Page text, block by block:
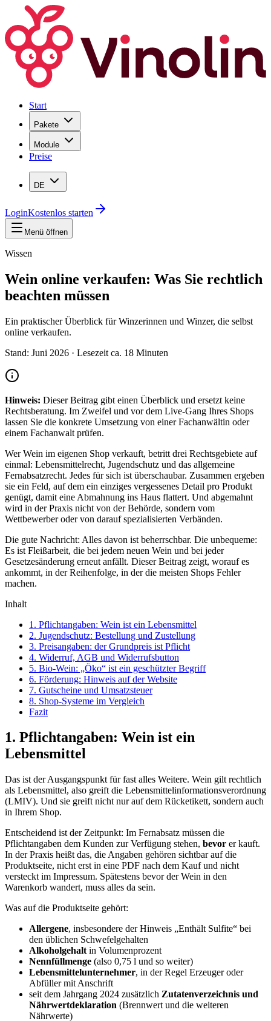
Start
Pakete
Module
Preise
DE
LoginKostenlos starten
Menü öffnen
Wissen
Wein online verkaufen: Was Sie rechtlich
beachten müssen
Ein praktischer Überblick für Winzerinnen und Winzer, die selbst
online verkaufen.
Stand: Juni 2026 · Lesezeit ca. 18 Minuten
Hinweis: Dieser Beitrag gibt einen Überblick und ersetzt keine
Rechtsberatung. Im Zweifel und vor dem Live-Gang Ihres Shops
lassen Sie die konkrete Umsetzung von einer Fachanwältin oder
einem Fachanwalt prüfen.
Wer Wein im eigenen Shop verkauft, betritt drei Rechtsgebiete auf
einmal: Lebensmittelrecht, Jugendschutz und das allgemeine
Fernabsatzrecht. Jedes für sich ist überschaubar. Zusammen ergeben
sie ein Feld, auf dem ein einziges vergessenes Detail pro Produkt
genügt, damit eine Abmahnung ins Haus flattert. Und abgemahnt
wird in der Praxis nicht von der Behörde, sondern vom
Wettbewerber oder von darauf spezialisierten Verbänden.
Die gute Nachricht: Alles davon ist beherrschbar. Die unbequeme:
Es ist Fleißarbeit, die bei jedem neuen Wein und bei jeder
Gesetzesänderung erneut anfällt. Dieser Beitrag zeigt, worauf es
ankommt, in der Reihenfolge, in der die meisten Shops Fehler
machen.
Inhalt
1. Pflichtangaben: Wein ist ein Lebensmittel
2. Jugendschutz: Bestellung und Zustellung
3. Preisangaben: der Grundpreis ist Pflicht
4. Widerruf, AGB und Widerrufsbutton
5. Bio-Wein: „Öko“ ist ein geschützter Begriff
6. Förderung: Hinweis auf der Website
7. Gutscheine und Umsatzsteuer
8. Shop-Systeme im Vergleich
Fazit
1. Pflichtangaben: Wein ist ein
Lebensmittel
Das ist der Ausgangspunkt für fast alles Weitere. Wein gilt rechtlich
als Lebensmittel, also greift die Lebensmittelinformationsverordnung
(LMIV). Und sie greift nicht nur auf dem Rücketikett, sondern auch
in Ihrem Shop.
Entscheidend ist der Zeitpunkt: Im Fernabsatz müssen die
Pflichtangaben dem Kunden zur Verfügung stehen, bevor er kauft.
In der Praxis heißt das, die Angaben gehören sichtbar auf die
Produktseite, nicht erst in eine PDF nach dem Kauf und nicht
versteckt im Impressum. Spätestens bevor der Wein in den
Warenkorb wandert, muss alles da sein.
Was auf die Produktseite gehört:
Allergene, insbesondere der Hinweis „Enthält Sulfite“ bei
den üblichen Schwefelgehalten
Alkoholgehalt in Volumenprozent
Nennfüllmenge (also 0,75 l und so weiter)
Lebensmittelunternehmer, in der Regel Erzeuger oder
Abfüller mit Anschrift
seit dem Jahrgang 2024 zusätzlich Zutatenverzeichnis und
Nährwertdeklaration (Brennwert und die weiteren
Nährwerte)